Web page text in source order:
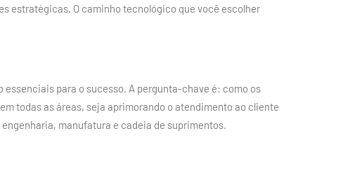
estratégicas. O caminho tecnológico que você escolher
para o sucesso. A pergunta-chave é: como os
todas as áreas, seja aprimorando o atendimento ao cliente
manufatura e cadeia de suprimentos.